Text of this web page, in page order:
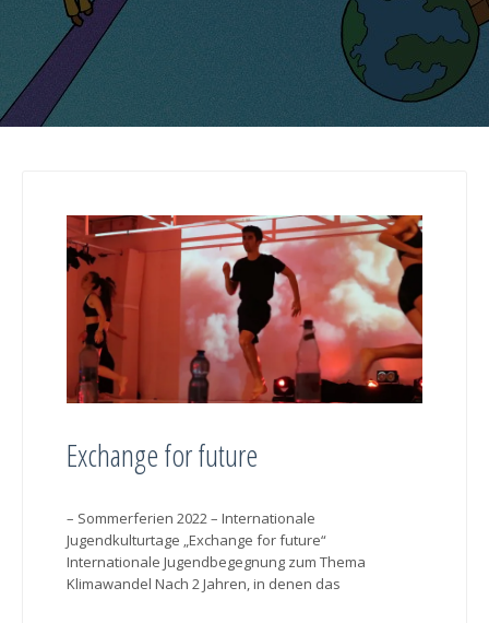
Exchange for future
– Sommerferien 2022 – Internationale
Jugendkulturtage „Exchange for future“
Internationale Jugendbegegnung zum Thema
Klimawandel Nach 2 Jahren, in denen das